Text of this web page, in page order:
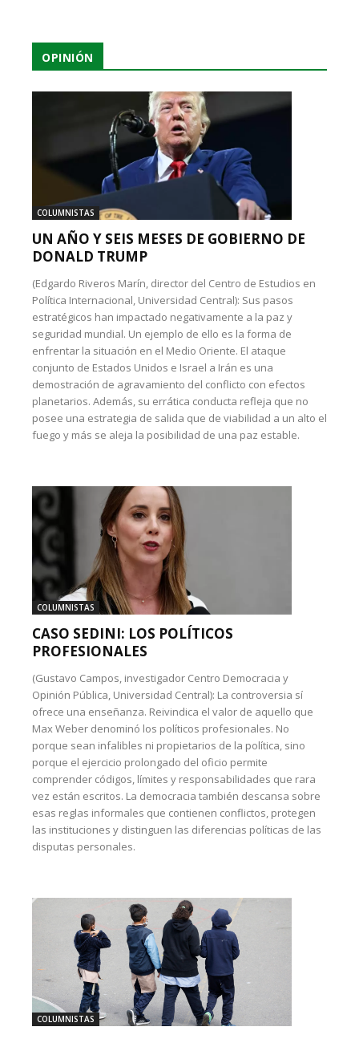
OPINIÓN
COLUMNISTAS
UN AÑO Y SEIS MESES DE GOBIERNO DE
DONALD TRUMP
(Edgardo Riveros Marín, director del Centro de Estudios en
Política Internacional, Universidad Central): Sus pasos
estratégicos han impactado negativamente a la paz y
seguridad mundial. Un ejemplo de ello es la forma de
enfrentar la situación en el Medio Oriente. El ataque
conjunto de Estados Unidos e Israel a Irán es una
demostración de agravamiento del conflicto con efectos
planetarios. Además, su errática conducta refleja que no
posee una estrategia de salida que de viabilidad a un alto el
fuego y más se aleja la posibilidad de una paz estable.
COLUMNISTAS
CASO SEDINI: LOS POLÍTICOS
PROFESIONALES
(Gustavo Campos, investigador Centro Democracia y
Opinión Pública, Universidad Central): La controversia sí
ofrece una enseñanza. Reivindica el valor de aquello que
Max Weber denominó los políticos profesionales. No
porque sean infalibles ni propietarios de la política, sino
porque el ejercicio prolongado del oficio permite
comprender códigos, límites y responsabilidades que rara
vez están escritos. La democracia también descansa sobre
esas reglas informales que contienen conflictos, protegen
las instituciones y distinguen las diferencias políticas de las
disputas personales.
COLUMNISTAS